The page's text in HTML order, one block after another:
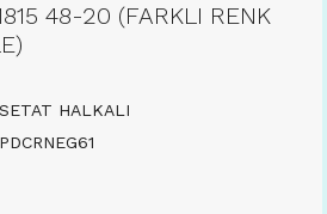
48-20 (FARKLI RENK
HALKALI